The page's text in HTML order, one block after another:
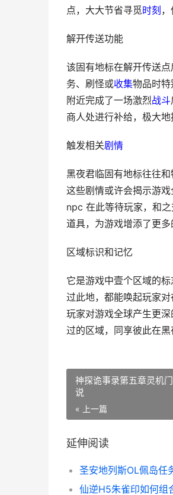
点，大大节省寻觅时刻
解开传送功能
该固有地标在解开传送
务、刷怪或收集物品时
附近完成了一场激烈战斗
商人处进行补给，极大地
触发相关剧情
黑夜君临固有地标往往
这些剧情或许会揭示游
npc 在此等待玩家，和
道具，为游戏增添了更
区域标识和记忆
它是游戏中壹个区域的
过此地，都能唤起玩家
玩家对游戏全球产生更
过的区域，同享彼此在黑
神探诡事录第五章灵机
说
« 上一篇
延伸阅读